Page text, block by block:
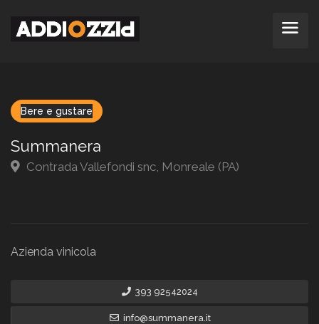
Bere e gustare
Summanera
Contrada Vallefondi snc, Monreale (PA)
Azienda vinicola
393 92542024
info@summanera.it